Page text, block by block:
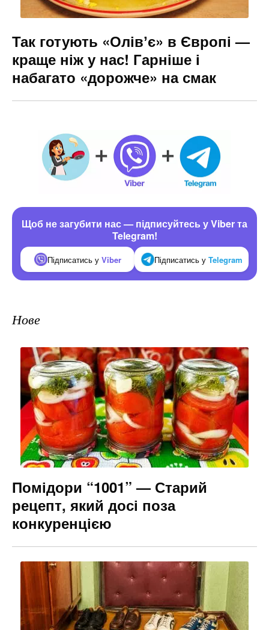
Так готують «Олівʼє» в Європі —
краще ніж у нас! Гарніше і
набагато «дорожче» на смак
Щоб не загубити нас — підписуйтесь у Viber та
Telegram!
Підписатись у Viber Підписатись у Telegram
Нове
Помідори “1001” — Старий
рецепт, який досі поза
конкуренцією